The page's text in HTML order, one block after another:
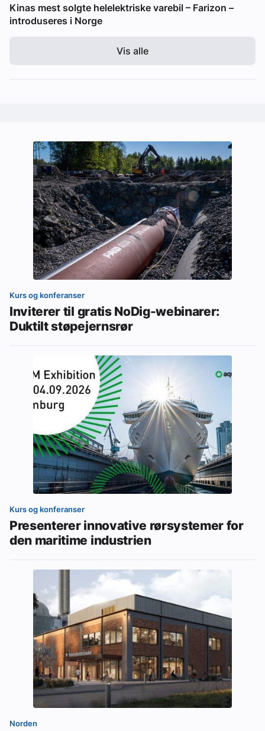
Kinas mest solgte helelektriske varebil – Farizon –
introduseres i Norge
Vis alle
Kurs og konferanser
Inviterer til gratis NoDig-webinarer:
Duktilt støpejernsrør
Kurs og konferanser
Presenterer innovative rørsystemer for
den maritime industrien
Norden